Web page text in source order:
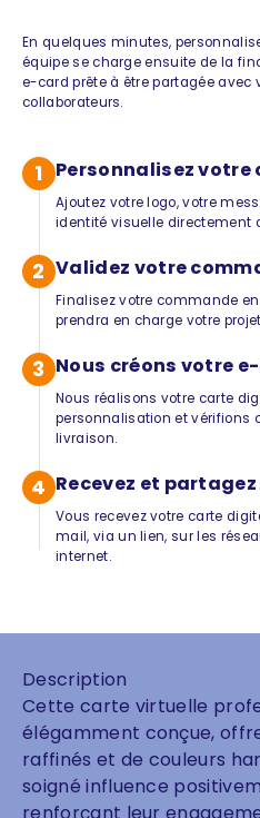
En quelques minutes,
équipe se charge ensuite de la
e-card prête à être partagée avec
collaborateurs.
1 Personnalisez votre
Ajoutez votre logo, votre
identité visuelle directement
2 Validez votre
Finalisez votre commande
prendra en charge votre
3 Nous créons votre
Nous réalisons votre carte
personnalisation et vérifions
livraison.
4 Recevez et
Vous recevez votre carte
mail, via un lien, sur les
internet.
Description
Cette carte virtuelle
élégamment conçue,
raffinés et de couleurs
soigné influence
renforçant leur